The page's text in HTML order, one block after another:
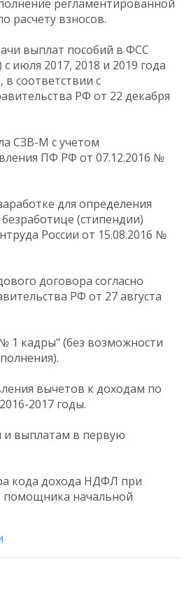
регламентированной
расчету взносов.
выплат пособий в ФСС
июля 2017, 2018 и 2019 года
соответствии с
РФ от 22 декабря
СЗВ-М с учетом
ПФ РФ от 07.12.2016 №
для определения
(стипендии)
России от 15.08.2016 №
договора согласно
РФ от 27 августа
1 кадры" (без возможности
вычетов к доходам по
2017 годы.
и выплатам в первую
кода дохода НДФЛ при
помощника начальной